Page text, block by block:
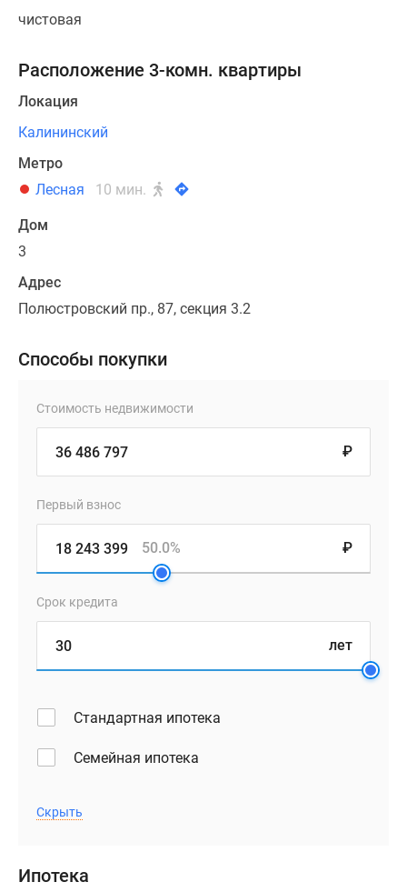
чистовая
Расположение 3-комн. квартиры
Локация
Калининский
Метро
Лесная
10 мин.
Дом
3
Адрес
Полюстровский пр., 87, секция 3.2
Способы покупки
Стоимость недвижимости
₽
Первый взнос
₽
50.0%
Срок кредита
лет
Стандартная ипотека
Семейная ипотека
Скрыть
Ипотека